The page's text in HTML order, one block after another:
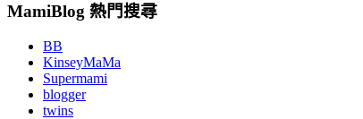
MamiBlog 熱門搜尋
BB
KinseyMaMa
Supermami
blogger
twins